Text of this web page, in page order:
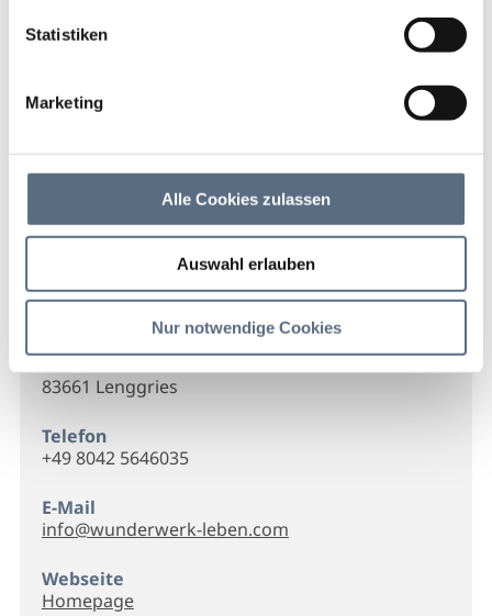
Statistiken
Marketing
Alle Cookies zulassen
Auswahl erlauben
Nur notwendige Cookies
Wunderwerk Leben
Kontakt
Wunderwerk Leben
Karwendelstr. 21
83661 Lenggries
Telefon
+49 8042 5646035
E-Mail
info@wunderwerk-leben.com
Webseite
Homepage